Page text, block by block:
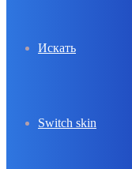
Искать
Switch skin